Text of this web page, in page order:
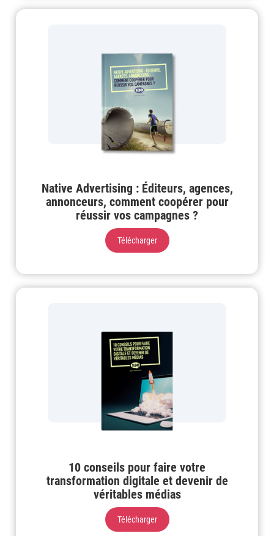
Native Advertising : Éditeurs, agences,
annonceurs, comment coopérer pour
réussir vos campagnes ?
Télécharger
10 conseils pour faire votre
transformation digitale et devenir de
véritables médias
Télécharger